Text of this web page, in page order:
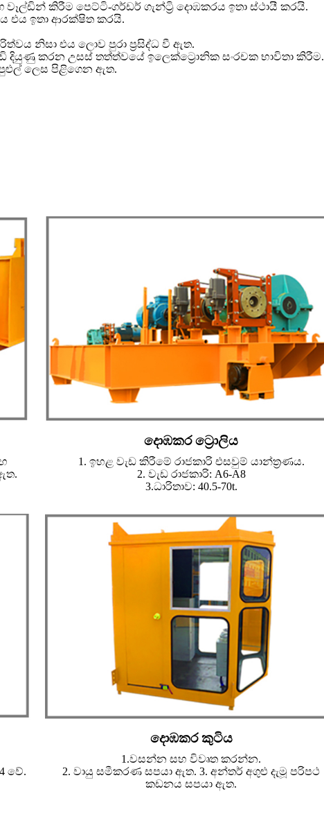
කිරීම පෙට්ටි-ගර්ඩර් ගැන්ට්‍රි දොඹකරය ඉතා ස්ථායී කරයි.
එය ඉතා ආරක්ෂිත කරයි.
නිසා එය ලොව පුරා ප්‍රසිද්ධ වී ඇත.
දියුණු කරන උසස් තත්ත්වයේ ඉලෙක්ට්‍රොනික සංරචක භාවිතා කිරීම.
පුළුල් ලෙස පිළිගෙන ඇත.
දොඹකර ට්‍රොලිය
1. ඉහළ වැඩ කිරීමේ රාජකාරි එසවුම් යාන්ත්‍රණය.
2. වැඩ රාජකාරි: A6-A8
3.ධාරිතාව: 40.5-70t.
වේ.
දොඹකර කුටිය
1.වසන්න සහ විවෘත කරන්න.
2. වායු සමීකරණ සපයා ඇත. 3. අන්තර් අගුළු දැමූ පරිපථ
කඩනය සපයා ඇත.